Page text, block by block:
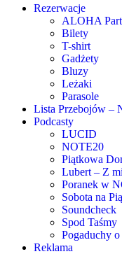
Rezerwacje
ALOHA
Bilety
T-shirt
Gadżety
Bluzy
Leżaki
Parasole
Lista Przebojów –
Podcasty
LUCID
NOTE20
Piątkowa
Lubert – Z
Poranek w
Sobota na
Soundcheck
Spod Taśmy
Pogaduchy
Reklama